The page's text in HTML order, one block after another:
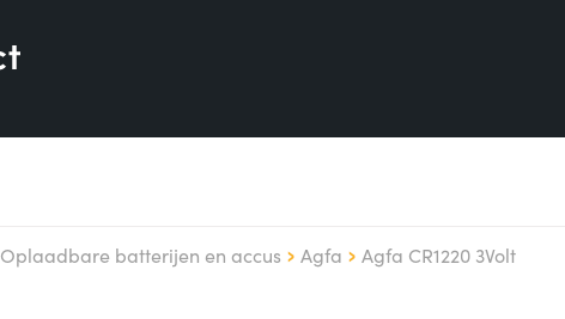
Oplaadbare batterijen en accus Agfa Agfa CR1220 3Volt